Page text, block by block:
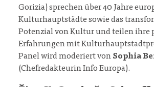
Gorizia) sprechen über 40 Jahre
Kulturhauptstädte sowie das
Potenzial von Kultur und teilen ihre
Erfahrungen mit
Panel wird moderiert von Sophia
(Chefredakteurin Info Europa).